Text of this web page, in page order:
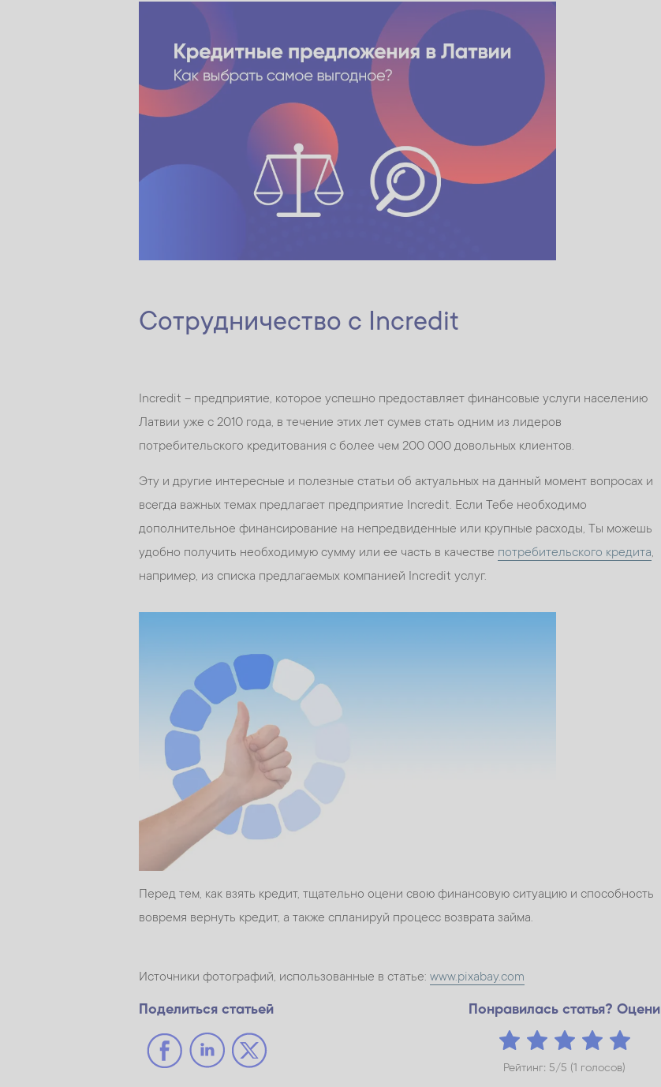
Сотрудничество с Incredit
Incredit – предприятие, которое успешно предоставляет финансовые услуги населению
Латвии уже с 2010 года, в течение этих лет сумев стать одним из лидеров
потребительского кредитования с более чем 200 000 довольных клиентов.
Эту и другие интересные и полезные статьи об актуальных на данный момент вопросах и
всегда важных темах предлагает предприятие Incredit. Если Тебе необходимо
дополнительное финансирование на непредвиденные или крупные расходы, Ты можешь
удобно получить необходимую сумму или ее часть в качестве потребительского кредита,
например, из списка предлагаемых компанией Incredit услуг.
Перед тем, как взять кредит, тщательно оцени свою финансовую ситуацию и способность
вовремя вернуть кредит, а также спланируй процесс возврата займа.
Источники фотографий, использованные в статье: www.pixabay.com
Поделиться статьей Понравилась статья? Оцени
Рейтинг: 5/5 (1 голосов)